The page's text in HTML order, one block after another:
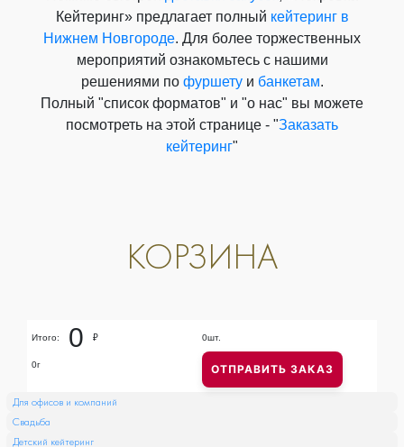
Кейтеринг» предлагает полный кейтеринг в
Нижнем Новгороде. Для более торжественных
мероприятий ознакомьтесь с нашими
решениями по фуршетуи банкетам.
Полный "список форматов" и "о нас" вы можете
посмотреть на этой странице - "Заказать
кейтеринг"
КОРЗИНА
Итого: 0 ₽ 0шт.
0г ОТПРАВИТЬ ЗАКАЗ
Для офисов и компаний
Свадьба
Детский кейтеринг